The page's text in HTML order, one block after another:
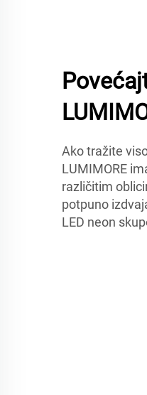
Ako tražite
LUMIMORE
različitim
potpuno
LED neon